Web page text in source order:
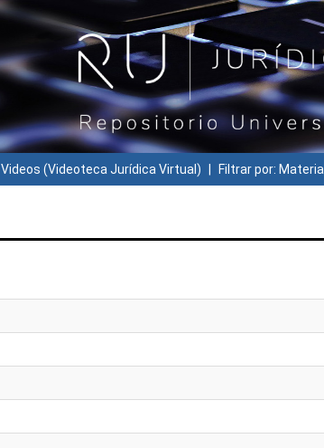
Videos (Videoteca Jurídica Virtual) Filtrar por: Materia